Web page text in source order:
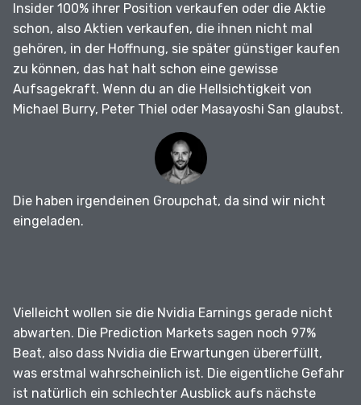
Insider 100% ihrer Position verkaufen oder die Aktie
schon, also Aktien verkaufen, die ihnen nicht mal
gehören, in der Hoffnung, sie später günstiger kaufen
zu können, das hat halt schon eine gewisse
Aufsagekraft. Wenn du an die Hellsichtigkeit von
Michael Burry, Peter Thiel oder Masayoshi San glaubst.
Die haben irgendeinen Groupchat, da sind wir nicht
eingeladen.
Vielleicht wollen sie die Nvidia Earnings gerade nicht
abwarten. Die Prediction Markets sagen noch 97%
Beat, also dass Nvidia die Erwartungen übererfüllt,
was erstmal wahrscheinlich ist. Die eigentliche Gefahr
ist natürlich ein schlechter Ausblick aufs nächste